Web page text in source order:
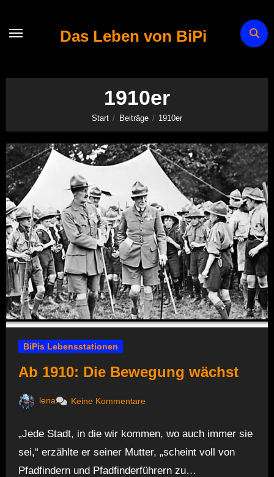
Das Leben von BiPi
1910er
Start Beiträge 1910er
BiPis Lebensstationen
Ab 1910: Die Bewegung wächst
lena Keine Kommentare
„Jede Stadt, in die wir kommen, wo auch immer sie
sei,“ erzählte er seiner Mutter, „scheint voll von
Pfadfindern und Pfadfinderführern zu…